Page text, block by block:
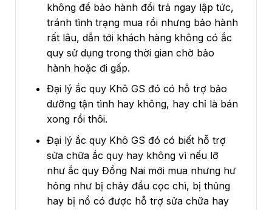
không để bảo hành đổi trả ngay lập tức,
tránh tình trạng mua rồi nhưng bảo hành
rất lâu, dẫn tới khách hàng không có ắc
quy sử dụng trong thời gian chờ bảo
hành hoặc đi gấp.
Đại lý ắc quy Khô GS đó có hỗ trợ bảo
dưỡng tận tình hay không, hay chỉ là bán
xong rồi thôi.
Đại lý ắc quy Khô GS đó có biết hỗ trợ
sửa chữa ắc quy hay không vì nếu lỡ
như ắc quy Đồng Nai mới mua nhưng hư
hỏng như bị chảy đầu cọc chì, bị thủng
hay bị nổ có được hỗ trợ sửa chữa hay